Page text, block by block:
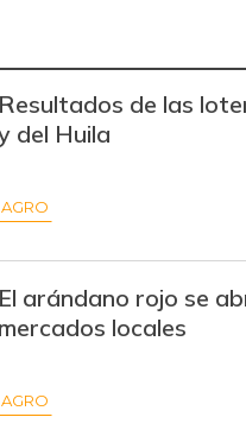
Resultados de las
del Huila
AGRO
El arándano rojo se
mercados locales
AGRO